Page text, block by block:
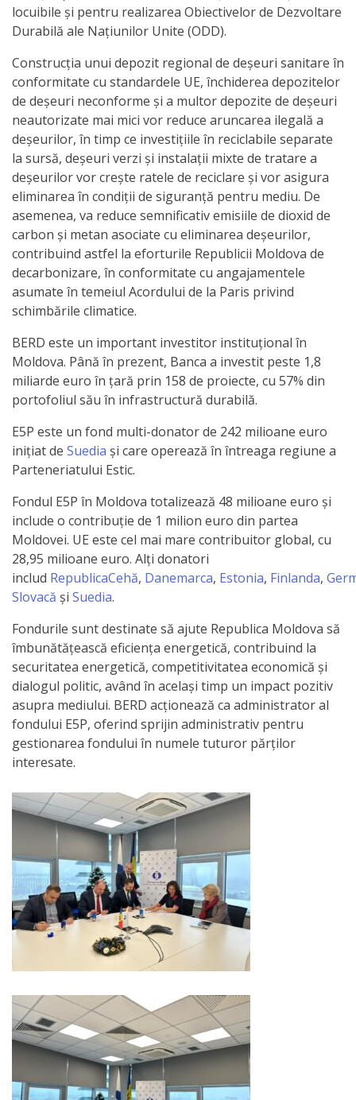
Publicul
Specialist
în
Construcţii,
Gospodărie
Comunală
şi
Drumuri
Specialist
în
Problemele
Antreprenoriat,
Business
Comerţ
Specialist
în
Problemele
Tineretului
şi
Sportului
Specialist
pentru
Planificare,
Economist
Primar
Viceprimarii
Specialist
Relații
cu
Publicul,
Operator
CISC
Organigrama
locuibile și pentru realizarea Obiectivelor de Dezvoltare
Durabilă ale Națiunilor Unite (ODD).
Construcția unui depozit regional de deșeuri sanitare în
conformitate cu standardele UE, închiderea depozitelor
de deșeuri neconforme și a multor depozite de deșeuri
neautorizate mai mici vor reduce aruncarea ilegală a
deșeurilor, în timp ce investițiile în reciclabile separate
la sursă, deșeuri verzi și instalații mixte de tratare a
deșeurilor vor crește ratele de reciclare și vor asigura
eliminarea în condiții de siguranță pentru mediu. De
asemenea, va reduce semnificativ emisiile de dioxid de
carbon și metan asociate cu eliminarea deșeurilor,
contribuind astfel la eforturile Republicii Moldova de
decarbonizare, în conformitate cu angajamentele
asumate în temeiul Acordului de la Paris privind
schimbările climatice.
BERD este un important investitor instituțional în
Moldova. Până în prezent, Banca a investit peste 1,8
miliarde euro în țară prin 158 de proiecte, cu 57% din
portofoliul său în infrastructură durabilă.
E5P este un fond multi-donator de 242 milioane euro
inițiat de Suedia și care operează în întreaga regiune a
Parteneriatului Estic.
Fondul E5P în Moldova totalizează 48 milioane euro și
include o contribuție de 1 milion euro din partea
Moldovei. UE este cel mai mare contribuitor global, cu
28,95 milioane euro. Alți donatori
includ RepublicaCehă, Danemarca, Estonia, Finlanda,
Slovacă și Suedia.
Fondurile sunt destinate să ajute Republica Moldova să
îmbunătățească eficiența energetică, contribuind la
securitatea energetică, competitivitatea economică și
dialogul politic, având în același timp un impact pozitiv
asupra mediului. BERD acționează ca administrator al
fondului E5P, oferind sprijin administrativ pentru
gestionarea fondului în numele tuturor părților
interesate.